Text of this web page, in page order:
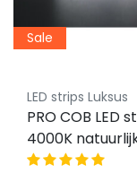
Sale
LED strips Luksus
PRO COB LED
4000K
9W 1020LM